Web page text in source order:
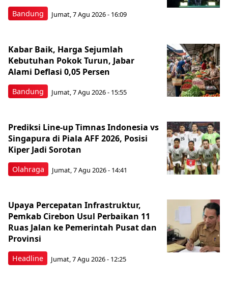
Bandung Jumat, 7 Agu 2026 - 16:09
Bandung
Kabar Baik, Harga Sejumlah
Kebutuhan Pokok Turun, Jabar
Alami Deflasi 0,05 Persen
Jumat, 7 Agu 2026 - 15:55
Olahraga
Prediksi Line-up Timnas Indonesia vs
Singapura di Piala AFF 2026, Posisi
Kiper Jadi Sorotan
Jumat, 7 Agu 2026 - 14:41
Headline
Upaya Percepatan Infrastruktur,
Pemkab Cirebon Usul Perbaikan 11
Ruas Jalan ke Pemerintah Pusat dan
Provinsi
Jumat, 7 Agu 2026 - 12:25